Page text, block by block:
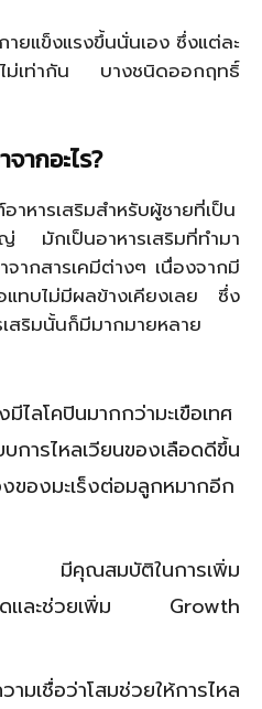
ยแข็งแรงขึ้นนั่นเอง ซึ่งแต่ละ
ม่เท่ากัน บางชนิดออกฤทธิ์
ากอะไร?
หารเสริมสำหรับผู้ชายที่เป็น
มักเป็นอาหารเสริมที่ทำมา
ากสารเคมีต่างๆ เนื่องจากมี
ทบไม่มีผลข้างเคียงเลย ซึ่ง
สริมนั้นก็มีมากมายหลาย
ลโคปินมากกว่ามะเขือเทศ
ารไหลเวียนของเลือดดีขึ้น
ของมะเร็งต่อมลูกหมากอีก
คุณสมบัติในการเพิ่ม
อดและช่วยเพิ่ม Growth
ามเชื่อว่าโสมช่วยให้การไหล